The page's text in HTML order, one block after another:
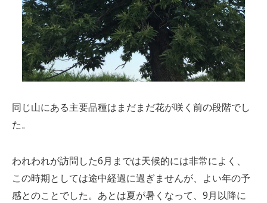
同じ山にある主要品種はまだまだ花が咲く前の段階でし
た。
われわれが訪問した6月までは天候的には非常によく、
この時期としては途中経過に過ぎませんが、よい年の予
感とのことでした。あとは夏が暑くなって、9月以降に